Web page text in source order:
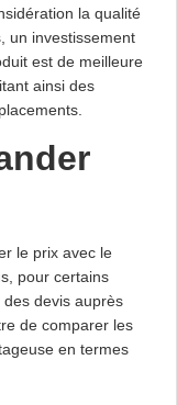
la qualité
un investissement
est de meilleure
ainsi des
le prix avec le
pour certains
devis auprès
de comparer les
en termes